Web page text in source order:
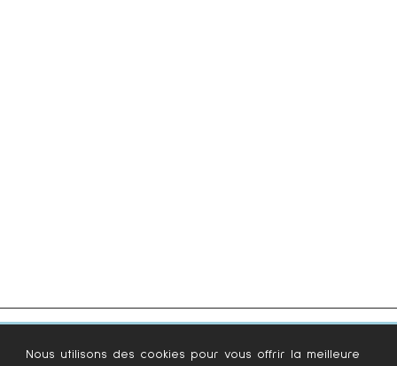
Nous utilisons des cookies pour vous offrir la meilleure